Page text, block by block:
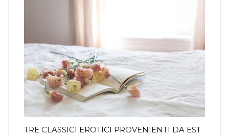
TRE CLASSICI EROTICI PROVENIENTI DA EST